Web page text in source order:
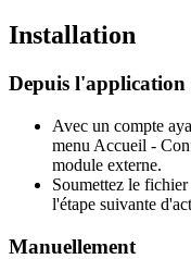
Installation
Depuis l'application
Avec un compte
menu Accueil -
module externe.
Soumettez le
l'étape suivante
Manuellement